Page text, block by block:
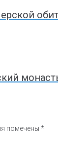
помечены *